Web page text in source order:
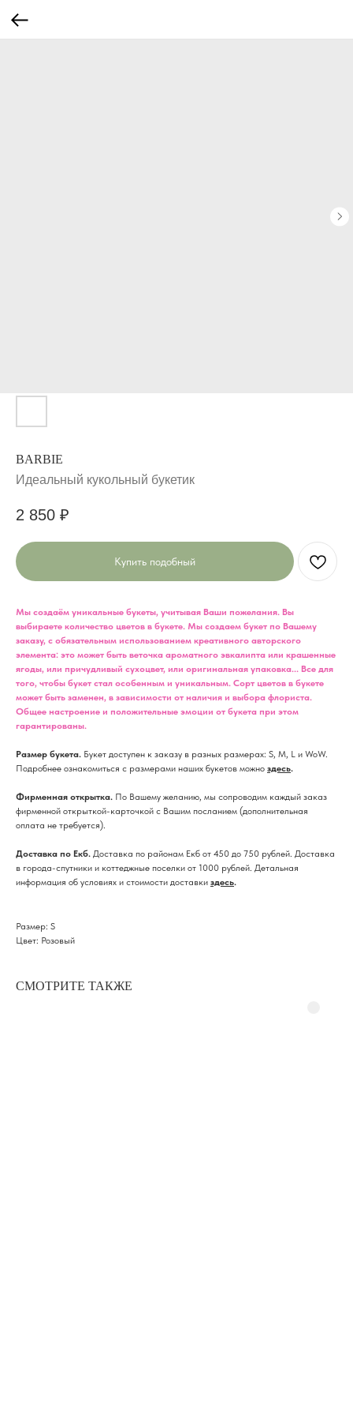
BARBIE
Идеальный кукольный букетик
2 850 ₽
Купить подобный
Мы создаём уникальные букеты, учитывая Ваши пожелания. Вы
выбираете количество цветов в букете. Мы создаем букет по Вашему
заказу, с обязательным использованием креативного авторского
элемента: это может быть веточка ароматного эвкалипта или крашенные
ягоды, или причудливый сухоцвет, или оригинальная упаковка... Все для
того, чтобы букет стал особенным и уникальным. Сорт цветов в букете
может быть заменен, в зависимости от наличия и выбора флориста.
Общее настроение и положительные эмоции от букета при этом
гарантированы.
Размер букета. Букет доступен к заказу в разных размерах: S, M, L и WoW.
Подробнее ознакомиться с размерами наших букетов можно здесь.
Фирменная открытка. По Вашему желанию, мы сопроводим каждый заказ
фирменной открыткой-карточкой с Вашим посланием (дополнительная
оплата не требуется).
Доставка по Екб. Доставка по районам Екб от 450 до 750 рублей. Доставка
в города-спутники и коттеджные поселки от 1000 рублей. Детальная
информация об условиях и стоимости доставки здесь.
Размер: S
Цвет: Розовый
СМОТРИТЕ ТАКЖЕ